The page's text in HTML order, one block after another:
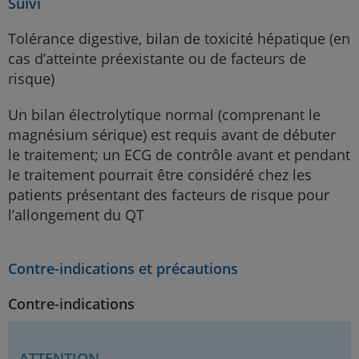
Tolérance digestive, bilan de toxicité hépatique (en
cas d’atteinte préexistante ou de facteurs de
risque)
Un bilan électrolytique normal (comprenant le
magnésium sérique) est requis avant de débuter
le traitement; un ECG de contrôle avant et pendant
le traitement pourrait être considéré chez les
patients présentant des facteurs de risque pour
l’allongement du QT
Contre-indications et précautions
Contre-indications
d’utilisation. L’emploi des informations contenues dans cet
responsabilité professionnelle du médecin et de l’équipe de
soins. Des doses différentes de celles indiquées peuvent
être requises. La dose prescrite, le mode d’administration
et les éléments de surveillance du traitement doivent
toujours être adaptés au patient et à sa condition.